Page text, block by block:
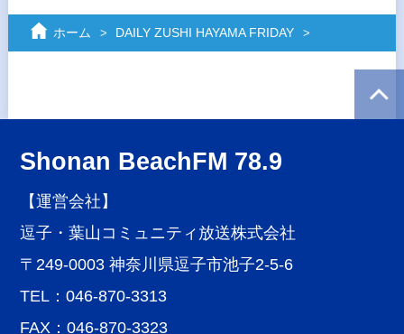
ホーム DAILY ZUSHI HAYAMA FRIDAY
Shonan BeachFM 78.9
【運営会社】
逗子・葉山コミュニティ放送株式会社
〒249-0003 神奈川県逗子市池子2-5-6
TEL：046-870-3313
FAX：046-870-3323